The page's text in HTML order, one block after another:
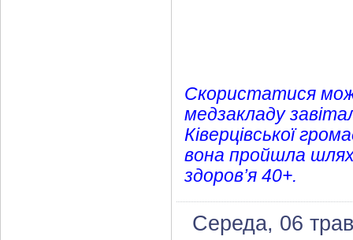
Скористатися
медзакладу
Ківерцівської
вона пройшла шлях
здоров’я 40+.
Середа, 06